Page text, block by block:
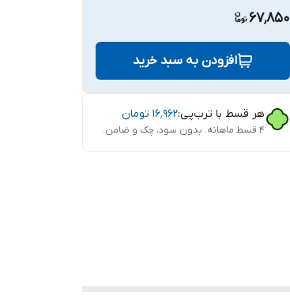
67,850
افزودن به سبد خرید
هر قسط با ترب‌پی:۱۶٬۹۶۲ تومان
۴ قسط ماهانه. بدون سود، چک و ضامن.